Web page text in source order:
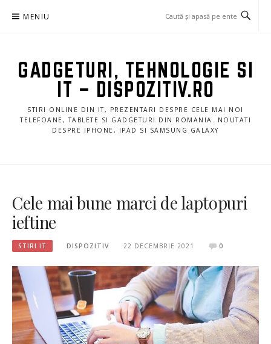
MENIU
GADGETURI, TEHNOLOGIE SI
IT – DISPOZITIV.RO
STIRI ONLINE DIN IT, PREZENTARI DESPRE CELE MAI NOI
TELEFOANE, TABLETE SI GADGETURI DIN ROMANIA. NOUTATI
DESPRE IPHONE, IPAD SI SAMSUNG GALAXY
Cele mai bune marci de laptopuri
ieftine
STIRI IT DISPOZITIV 22 DECEMBRIE 2021 0